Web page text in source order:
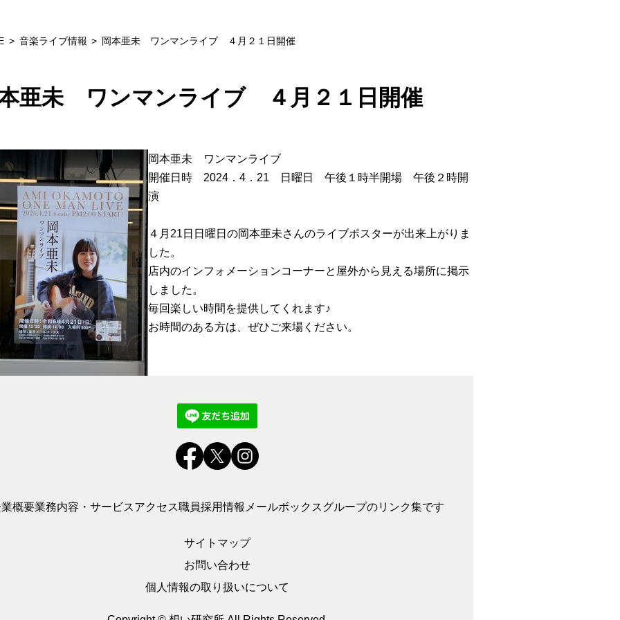
音楽ライブ情報 岡本亜未 ワンマンライブ ４月２１日開催
亜未 ワンマンライブ ４月２１日開催
岡本亜未 ワンマンライブ
開催日時 2024．4．21 日曜日 午後１時半開場 午後２時開
演
４月21日日曜日の岡本亜未さんのライブポスターが出来上がりま
した。
店内のインフォメーションコーナーと屋外から見える場所に掲示
しました。
毎回楽しい時間を提供してくれます♪
お時間のある方は、ぜひご来場ください。
概要業務内容・サービスアクセス職員採用情報 メールボックスグループのリンク集です
サイトマップ
お問い合わせ
個人情報の取り扱いについて